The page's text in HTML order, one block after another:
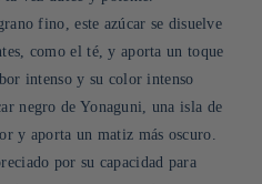
fino, este azúcar se disuelve
como el té, y aporta un toque
intenso y su color intenso
negro de Yonaguni, una isla de
y aporta un matiz más oscuro.
por su capacidad para